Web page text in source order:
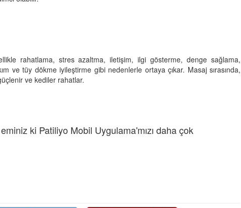
rahatlama, stres azaltma, iletişim, ilgi gösterme, denge sağlama,
ve tüy dökme iyileştirme gibi nedenlerle ortaya çıkar. Masaj sırasında,
ve kediler rahatlar.
ki Patiliyo Mobil Uygulama'mızı daha çok